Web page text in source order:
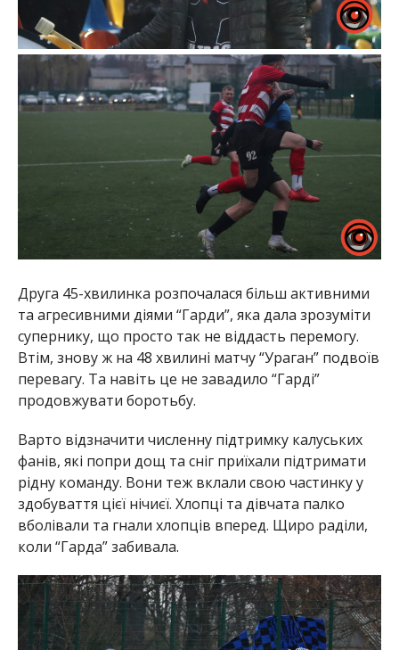
Друга 45-хвилинка розпочалася більш активними
та агресивними діями “Гарди”, яка дала зрозуміти
супернику, що просто так не віддасть перемогу.
Втім, знову ж на 48 хвилині матчу “Ураган” подвоїв
перевагу. Та навіть це не завадило “Гарді”
продовжувати боротьбу.
Варто відзначити численну підтримку калуських
фанів, які попри дощ та сніг приїхали підтримати
рідну команду. Вони теж вклали свою частинку у
здобуваття цієї нічиєї. Хлопці та дівчата палко
вболівали та гнали хлопців вперед. Щиро раділи,
коли “Гарда” забивала.